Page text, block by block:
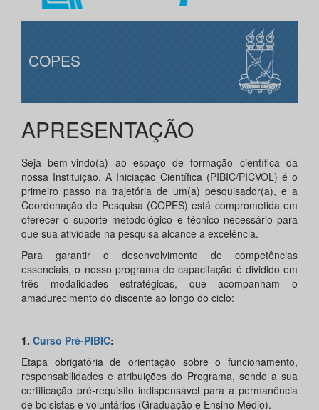
COPES
APRESENTAÇÃO
Seja bem-vindo(a) ao espaço de formação científica da
nossa Instituição. A Iniciação Científica (PIBIC/PICVOL) é o
primeiro passo na trajetória de um(a) pesquisador(a), e a
Coordenação de Pesquisa (COPES) está comprometida em
oferecer o suporte metodológico e técnico necessário para
que sua atividade na pesquisa alcance a excelência.
Para garantir o desenvolvimento de competências
essenciais, o nosso programa de capacitação é dividido em
três modalidades estratégicas, que acompanham o
amadurecimento do discente ao longo do ciclo:
1. Curso Pré-PIBIC:
Etapa obrigatória de orientação sobre o funcionamento,
responsabilidades e atribuições do Programa, sendo a sua
certificação pré-requisito indispensável para a permanência
de bolsistas e voluntários (Graduação e Ensino Médio).